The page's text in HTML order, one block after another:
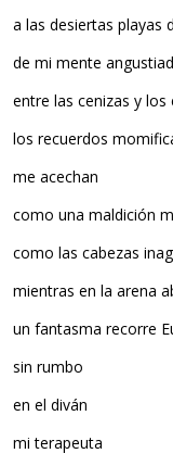
a las desiertas playas
de mi mente
entre las cenizas y
los recuerdos
me acechan
como una maldición
como las cabezas
mientras en la arena
un fantasma recorre
sin rumbo
en el diván
mi terapeuta